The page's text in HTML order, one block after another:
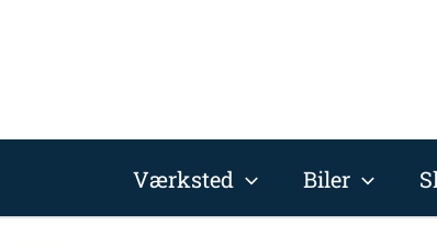
Værksted Biler